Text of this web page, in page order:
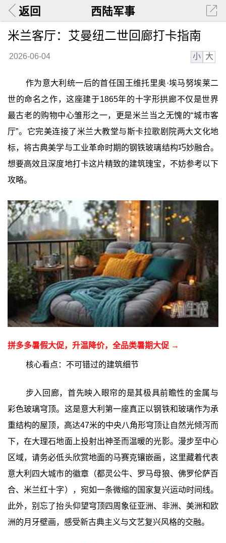
返回 西陆军事
米兰客厅：艾曼纽二世回廊打卡指南
2026-06-04 小 大
作为意大利统一后的首任国王维托里奥·埃马努埃莱二
世的命名之作，这座建于1865年的十字形拱廊不仅是世界
最古老的购物中心雏形之一，更是米兰当之无愧的“城市客
厅”。它完美连接了米兰大教堂与斯卡拉歌剧院两大文化地
标，将古典美学与工业革命时期的钢铁玻璃结构巧妙融合。
想要高效且深度地打卡这片精致的建筑瑰宝，不妨参考以下
攻略。
拼多多暑假大促，升温降价，全品类暑期大促 →
核心看点：不可错过的建筑细节
步入回廊，首先映入眼帘的是其极具前瞻性的金属与
彩色玻璃穹顶。这是意大利第一座真正以钢铁和玻璃作为承
重结构的屋顶，高达47米的中央八角形穹顶让自然光倾泻而
下，在大理石地面上投射出神圣而温暖的光影。漫步至中心
区域，请务必低头欣赏地面的马赛克镶嵌画，这里藏着代表
意大利四大城市的徽章（都灵公牛、罗马母狼、佛罗伦萨百
合、米兰红十字），宛如一条微缩的国家复兴运动时间线。
此外，别忘了抬头仰望穹顶四周象征亚洲、非洲、美洲和欧
洲的月牙壁画，感受新古典主义与文艺复兴风格的交融。